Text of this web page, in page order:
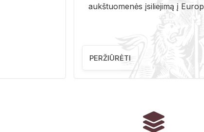
aukš­tuo­me­nės įsi­lie­ji­mą į
PERŽIŪRĖTI